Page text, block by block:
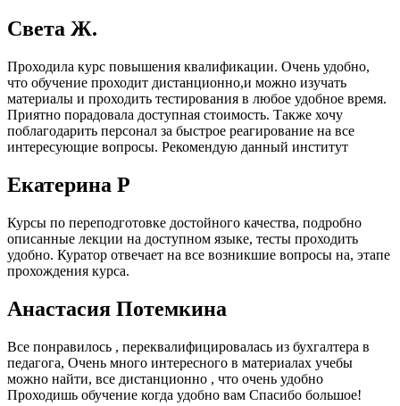
Света Ж.
Проходила курс повышения квалификации. Очень удобно,
что обучение проходит дистанционно,и можно изучать
материалы и проходить тестирования в любое удобное время.
Приятно порадовала доступная стоимость. Также хочу
поблагодарить персонал за быстрое реагирование на все
интересующие вопросы. Рекомендую данный институт
Екатерина Р
Курсы по переподготовке достойного качества, подробно
описанные лекции на доступном языке, тесты проходить
удобно. Куратор отвечает на все возникшие вопросы на, этапе
прохождения курса.
Анастасия Потемкина
Все понравилось , переквалифицировалась из бухгалтера в
педагога, Очень много интересного в материалах учебы
можно найти, все дистанционно , что очень удобно
Проходишь обучение когда удобно вам Спасибо большое!